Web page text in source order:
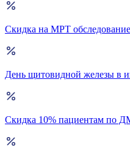
Скидка на МРТ обследование
День щитовидной железы в
Скидка 10% пациентам по